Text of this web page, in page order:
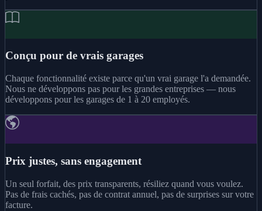
Conçu pour de vrais garages
Chaque fonctionnalité existe parce qu'un vrai garage l'a demandée.
Nous ne développons pas pour les grandes entreprises — nous
développons pour les garages de 1 à 20 employés.
Prix justes, sans engagement
Un seul forfait, des prix transparents, résiliez quand vous voulez.
Pas de frais cachés, pas de contrat annuel, pas de surprises sur votre
facture.